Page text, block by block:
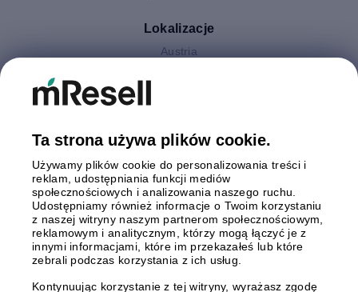
Lokalizacje
Austria
Polska
Szwecja
Wielka Brytania
Włochy
Płatności
Ta strona używa plików cookie.
Używamy plików cookie do personalizowania treści i
reklam, udostępniania funkcji mediów
społecznościowych i analizowania naszego ruchu.
Udostępniamy również informacje o Twoim korzystaniu
z naszej witryny naszym partnerom społecznościowym,
reklamowym i analitycznym, którzy mogą łączyć je z
innymi informacjami, które im przekazałeś lub które
zebrali podczas korzystania z ich usług.
Kontynuując korzystanie z tej witryny, wyrażasz zgodę